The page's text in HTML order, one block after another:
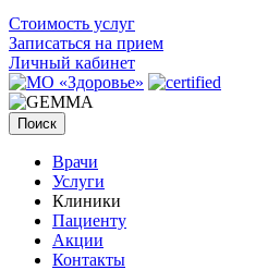
Стоимость услуг
Записаться на прием
Личный кабинет
Поиск
Врачи
Услуги
Клиники
Пациенту
Акции
Контакты